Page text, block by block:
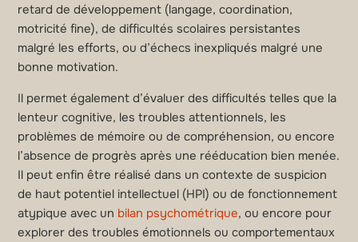
retard de développement (langage, coordination,
motricité fine), de difficultés scolaires persistantes
malgré les efforts, ou d’échecs inexpliqués malgré une
bonne motivation.
Il permet également d’évaluer des difficultés telles que la
lenteur cognitive, les troubles attentionnels, les
problèmes de mémoire ou de compréhension, ou encore
l’absence de progrès après une rééducation bien menée.
Il peut enfin être réalisé dans un contexte de suspicion
de haut potentiel intellectuel (HPI) ou de fonctionnement
atypique avec un bilan psychométrique, ou encore pour
explorer des troubles émotionnels ou comportementaux